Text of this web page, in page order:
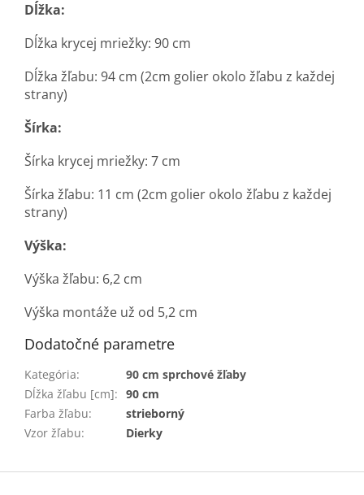
Dĺžka:
Dĺžka krycej mriežky: 90 cm
Dĺžka žľabu: 94 cm (2cm golier okolo žľabu z každej
strany)
Šírka:
Šírka krycej mriežky: 7 cm
Šírka žľabu: 11 cm (2cm golier okolo žľabu z každej
strany)
Výška:
Výška žľabu: 6,2 cm
Výška montáže už od 5,2 cm
Dodatočné parametre
Kategória:
90 cm sprchové žľaby
Dĺžka žľabu [cm]: 90 cm
Farba žľabu:
strieborný
Vzor žľabu: Dierky
Z